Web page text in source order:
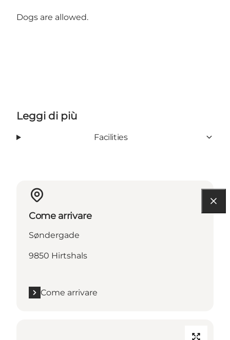
Dogs are allowed.
Leggi di più
Facilities
Come arrivare
Søndergade
9850 Hirtshals
Come arrivare